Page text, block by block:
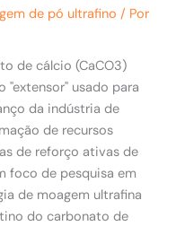
de pó ultrafino / Por
de cálcio (CaCO3)
"extensor" usado para
da indústria de
de recursos
de reforço ativas de
foco de pesquisa em
de moagem ultrafina
do carbonato de